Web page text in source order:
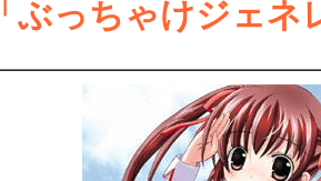
「ぶっちゃけジェネ